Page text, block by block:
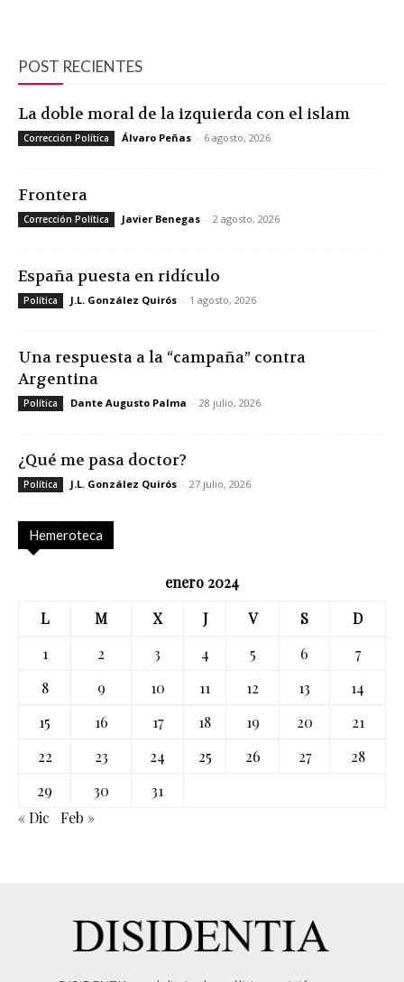
POST RECIENTES
La doble moral de la izquierda con el islam
Corrección Política Álvaro Peñas - 6 agosto, 2026
Frontera
Corrección Política Javier Benegas - 2 agosto, 2026
España puesta en ridículo
Política J.L. González Quirós - 1 agosto, 2026
Una respuesta a la “campaña” contra
Argentina
Política Dante Augusto Palma - 28 julio, 2026
¿Qué me pasa doctor?
Política J.L. González Quirós - 27 julio, 2026
Hemeroteca
enero 2024
L
M X J V S
D
1
2 3 4 5 6
7
8
9 10 11 12 13
14
15
16 17 18 19 20
21
22
23 24 25 26 27
28
29
30
31
« Dic
Feb »